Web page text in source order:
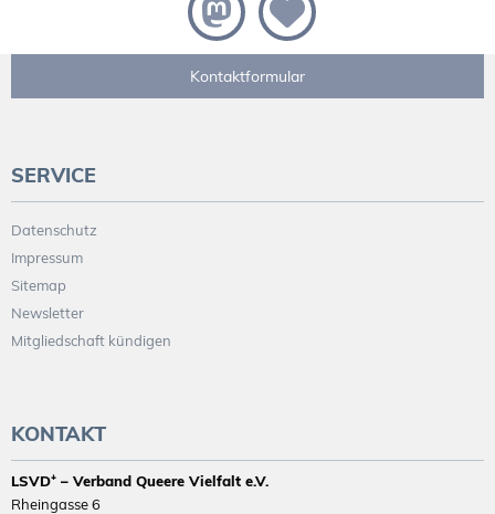
Kontaktformular
SERVICE
Datenschutz
Impressum
Sitemap
Newsletter
Mitgliedschaft kündigen
KONTAKT
LSVD⁺ – Verband Queere Vielfalt e.V.
Rheingasse 6